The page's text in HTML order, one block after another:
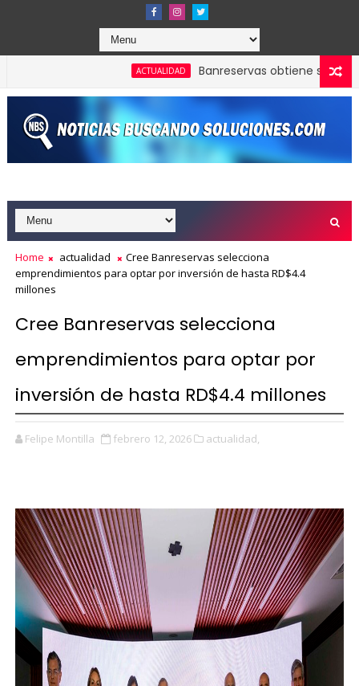
ACTUALIDAD
Banreservas obtiene siete
para participar en la toma de posesión de Abelardo de la
Home actualidad
Cree Banreservas selecciona
emprendimientos para optar por inversión de hasta RD$4.4
millones
Cree Banreservas selecciona
emprendimientos para optar por
inversión de hasta RD$4.4 millones
Felipe Montilla febrero 12, 2026 actualidad,